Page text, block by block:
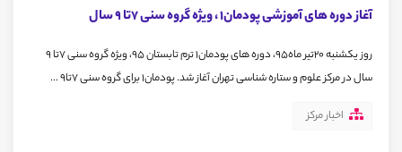
آغاز دوره های آموزشی پودمان1 ، ویژه گروه سنی 7تا 9 سال
روز یکشنبه 20تیر ماه95، دوره های پودمان1 ترم تابستان 95، ویژه گروه سنی 7تا 9
سال در مرکز علوم و ستاره شناسی تهران آغاز شد. پودمان1 برای گروه سنی 7تا9 ...
اخبار مرکز